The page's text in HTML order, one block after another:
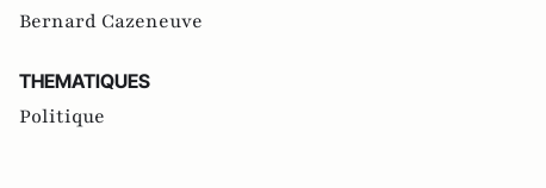
Bernard Cazeneuve
THEMATIQUES
Politique